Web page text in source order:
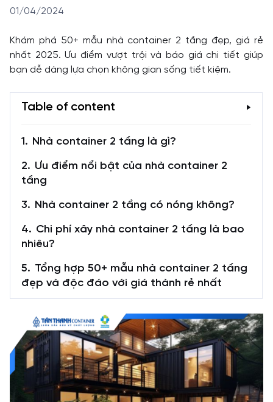
01/04/2024
Khám phá 50+ mẫu nhà container 2 tầng đẹp, giá rẻ
nhất 2025. Ưu điểm vượt trội và báo giá chi tiết giúp
bạn dễ dàng lựa chọn không gian sống tiết kiệm.
Table of content
Nhà container 2 tầng là gì?
Ưu điểm nổi bật của nhà container 2
tầng
Nhà container 2 tầng có nóng không?
Chi phí xây nhà container 2 tầng là bao
nhiêu?
Tổng hợp 50+ mẫu nhà container 2 tầng
đẹp và độc đáo với giá thành rẻ nhất